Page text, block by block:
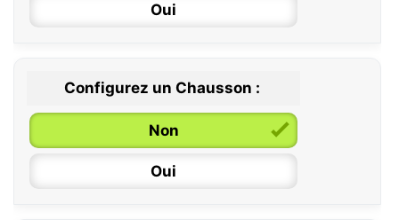
Oui
0 / 6 mois
6 / 12 mois
12 / 18 mois
Configurez un Chausson :
Non
Oui